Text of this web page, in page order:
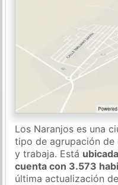
Los Naranjos es una
tipo de agrupación
y trabaja. Está
cuenta con 3.573
última actualización